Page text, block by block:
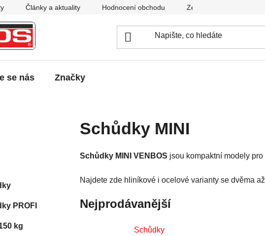
Články a aktuality Hodnocení obchodu Zeptejte se nás
se nás Značky
PROFI
kg
Schůdky MINI
Schůdky MINI VENBOS jsou kompaktní modely
Najdete zde hliníkové i ocelové varianty se dvěma
Nejprodávanější
Schůdky